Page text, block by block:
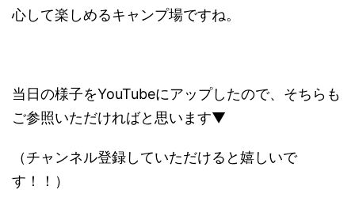
心して楽しめるキャンプ場ですね。
当日の様子をYouTubeにアップしたので、そちらも
ご参照いただければと思います▼
（チャンネル登録していただけると嬉しいで
す！！）